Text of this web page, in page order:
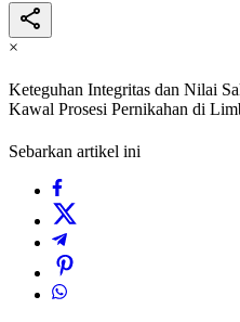
×
Keteguhan Integritas dan Nilai
Kawal Prosesi Pernikahan di
Sebarkan artikel ini